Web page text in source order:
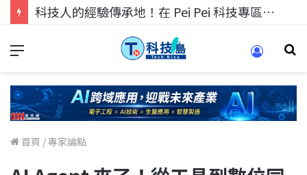
科技人的經驗傳承地！在 Pei Pei 科技專區，與學弟妹交流最硬核的技術
首頁 /專家論點